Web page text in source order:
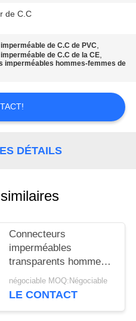
de C.C
de C.C de PVC,
de C.C de la CE,
imperméables hommes-femmes de
DÉTAILS
Connecteurs
imperméables
transparents hommes-
femmes de C.C 5A
pour la bicyclette
négociable MOQ:Négociable
LE CONTACT